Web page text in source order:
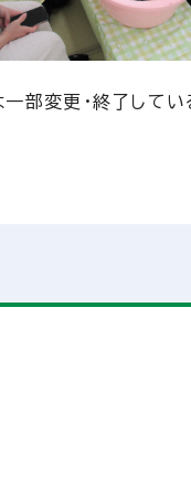
変更・終了してい